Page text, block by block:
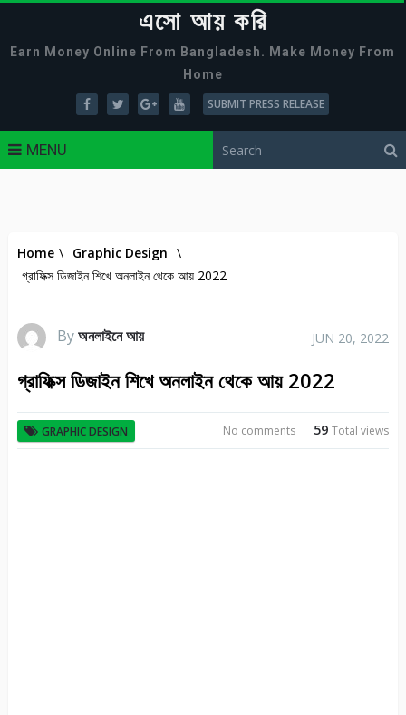
এসো আয় করি
Earn Money Online From Bangladesh. Make Money From
Home
SUBMIT PRESS RELEASE
MENU
Home \ Graphic Design \
গ্রাফিক্স ডিজাইন শিখে অনলাইন থেকে আয় 2022
Byঅনলাইনে আয় JUN 20, 2022
গ্রাফিক্স ডিজাইন শিখে অনলাইন থেকে আয় 2022
GRAPHIC DESIGN 59Total views
No comments